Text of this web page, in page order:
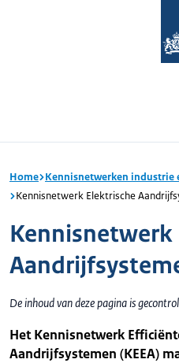
Home Kennisnetwerken industrie
Kennisnetwerk Elektrische
Kennisnetwerk
De inhoud van deze pagina is
Het Kennisnetwerk
Aandrijfsystemen (KEEA)